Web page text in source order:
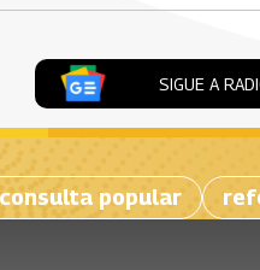
SIGUE A
consulta popular